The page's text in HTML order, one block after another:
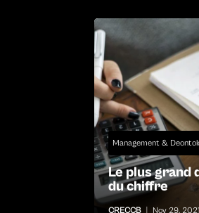
Management &
Le plus grand
du chiffre
CRECCB Nov 29, 2021